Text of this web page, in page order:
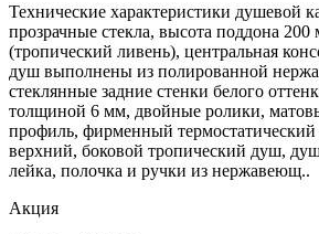
Технические характеристики душевой
прозрачные стекла, высота поддона
(тропический ливень), центральная
душ выполнены из полированной
стеклянные задние стенки белого
толщиной 6 мм, двойные ролики,
профиль, фирменный термостатический
верхний, боковой тропический душ,
лейка, полочка и ручки из нержавеющ..
Акция